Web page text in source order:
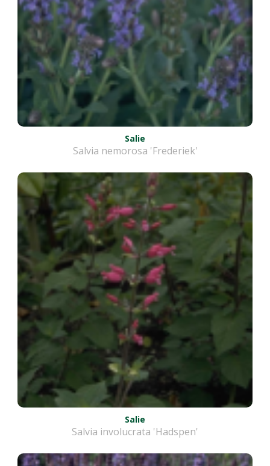
Salie
Salvia nemorosa 'Frederiek'
Salie
Salvia involucrata 'Hadspen'